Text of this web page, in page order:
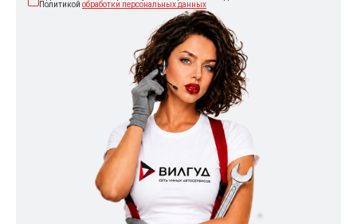
Политикой обработки персональных данных